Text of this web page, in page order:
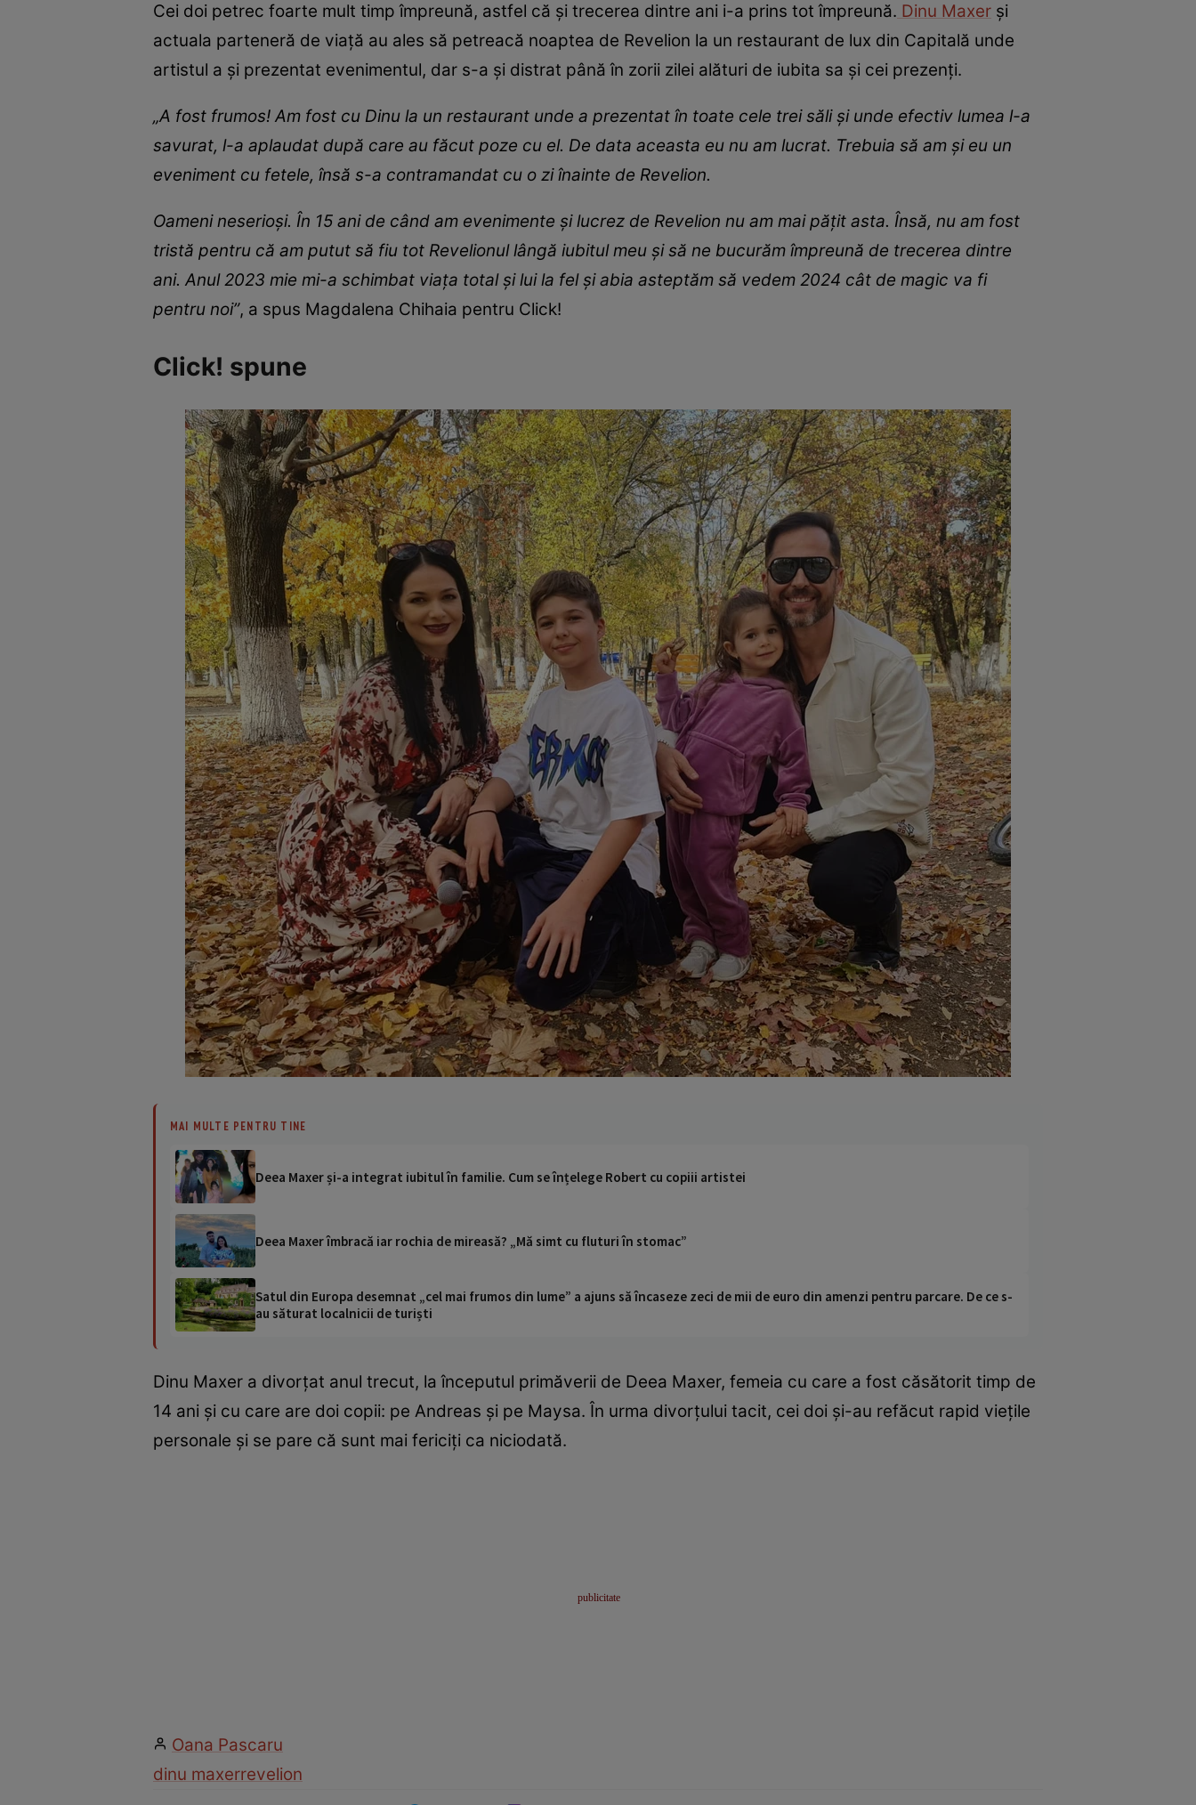
Cei doi petrec foarte mult timp împreună, astfel că și trecerea dintre ani i-a prins tot împreună. Dinu Maxer și
actuala parteneră de viață au ales să petreacă noaptea de Revelion la un restaurant de lux din Capitală unde
artistul a și prezentat evenimentul, dar s-a și distrat până în zorii zilei alături de iubita sa și cei prezenți.
„A fost frumos! Am fost cu Dinu la un restaurant unde a prezentat în toate cele trei săli și unde efectiv lumea l-a
savurat, l-a aplaudat după care au făcut poze cu el. De data aceasta eu nu am lucrat. Trebuia să am și eu un
eveniment cu fetele, însă s-a contramandat cu o zi înainte de Revelion.
Oameni neserioși. În 15 ani de când am evenimente și lucrez de Revelion nu am mai pățit asta. Însă, nu am fost
tristă pentru că am putut să fiu tot Revelionul lângă iubitul meu și să ne bucurăm împreună de trecerea dintre
ani. Anul 2023 mie mi-a schimbat viața total și lui la fel și abia asteptăm să vedem 2024 cât de magic va fi
pentru noi”, a spus Magdalena Chihaia pentru Click!
Click! spune
MAI MULTE PENTRU TINE
Deea Maxer și-a integrat iubitul în familie. Cum se înțelege Robert cu copiii artistei
Deea Maxer îmbracă iar rochia de mireasă? „Mă simt cu fluturi în stomac”
Satul din Europa desemnat „cel mai frumos din lume” a ajuns să încaseze zeci de mii de euro din amenzi pentru parcare. De ce s-
au săturat localnicii de turiști
Dinu Maxer a divorțat anul trecut, la începutul primăverii de Deea Maxer, femeia cu care a fost căsătorit timp de
14 ani și cu care are doi copii: pe Andreas și pe Maysa. În urma divorțului tacit, cei doi și-au refăcut rapid viețile
personale și se pare că sunt mai fericiți ca niciodată.
Oana Pascaru
dinu maxerrevelion